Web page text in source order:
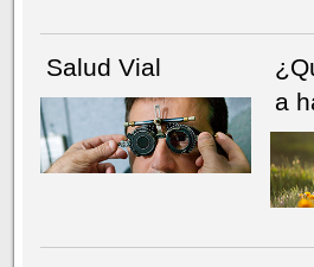
Salud Vial
a